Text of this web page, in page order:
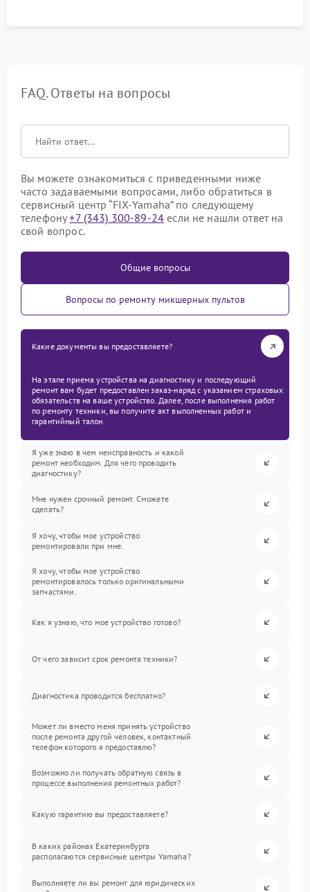
FAQ. Ответы на вопросы
Вы можете ознакомиться с приведенными ниже
часто задаваемыми вопросами, либо обратиться в
сервисный центр “FIX-Yamaha” по следующему
телефону+7 (343) 300-89-24 если не нашли ответ на
свой вопрос.
Общие вопросы
Вопросы по ремонту микшерных пультов
Какие документы вы предоставляете?
На этапе приема устройства на диагностику и последующий
ремонт вам будет предоставлен заказ-наряд с указанием страховых
обязательств на ваше устройство. Далее, после выполнения работ
по ремонту техники, вы получите акт выполненных работ и
гарантийный талон.
Я уже знаю в чем неисправность и какой
ремонт необходим. Для чего проводить
диагностику?
Мне нужен срочный ремонт. Сможете
сделать?
Я хочу, чтобы мое устройство
ремонтировали при мне.
Я хочу, чтобы мое устройство
ремонтировалось только оригинальными
запчастями.
Как я узнаю, что мое устройство готово?
От чего зависит срок ремонта техники?
Диагностика проводится бесплатно?
Может ли вместо меня принять устройство
после ремонта другой человек, контактный
телефон которого я предоставлю?
Возможно ли получать обратную связь в
процессе выполнения ремонтных работ?
Какую гарантию вы предоставляете?
В каких районах Екатеринбурга
располагаются сервисные центры Yamaha?
Выполняете ли вы ремонт для юридических